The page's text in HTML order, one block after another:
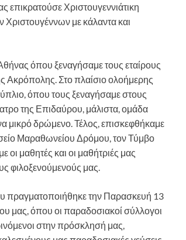
Χριστουγεννιάτικη
Χριστουγέννων με κάλαντα και
όπου ξεναγήσαμε τους εταίρους
Ακρόπολης. Στο πλαίσιο ολοήμερης
όπου τους ξεναγήσαμε στους
της Επιδαύρου, μάλιστα, ομάδα
μικρό δρώμενο. Τέλος, επισκεφθήκαμε
Μαραθωνείου Δρόμου, τον Τύμβο
μαθητές και οι μαθήτριές μας
φιλοξενούμενούς μας.
πραγματοποιήθηκε την Παρασκευή 13
μας, όπου οι παραδοσιακοί σύλλογοι
στην πρόσκλησή μας,